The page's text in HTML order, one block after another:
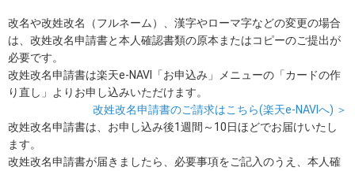
改名や改姓改名（フルネーム）、漢字やローマ字などの変更の場合
は、改姓改名申請書と本人確認書類の原本またはコピーのご提出が
必要です。
改姓改名申請書は楽天e-NAVI「お申込み」メニューの「カードの作
り直し」よりお申し込みいただけます。
改姓改名申請書のご請求はこちら(楽天e-NAVIへ) ＞
改姓改名申請書は、お申し込み後1週間～10日ほどでお届けいたし
ます。
改姓改名申請書が届きましたら、必要事項をご記入のうえ、本人確